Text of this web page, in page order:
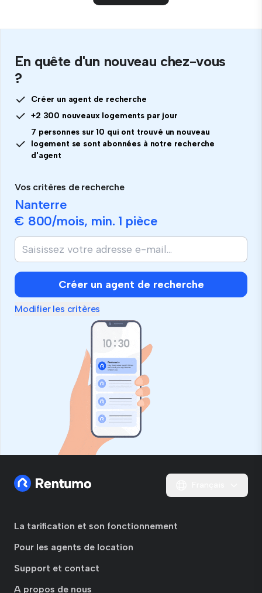
En quête d'un nouveau chez-vous
?
Créer un agent de recherche
+2 300 nouveaux logements par jour
7 personnes sur 10 qui ont trouvé un nouveau
logement se sont abonnées à notre recherche
d'agent
Vos critères de recherche
Nanterre
€ 800/mois, min. 1 pièce
Créer un agent de recherche
Modifier les critères
La tarification et son fonctionnement
Pour les agents de location
Support et contact
A propos de nous